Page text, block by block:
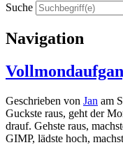
Suche
Navigation
Geschrieben von Jan am
Guckste raus, geht der
drauf. Gehste raus,
GIMP, lädste hoch,